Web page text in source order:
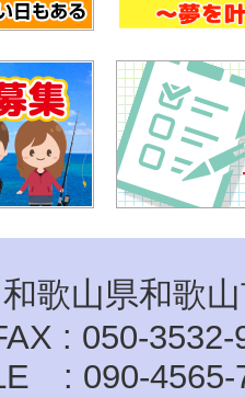
歌山県和歌山
: 050-3532-
: 090-4565-